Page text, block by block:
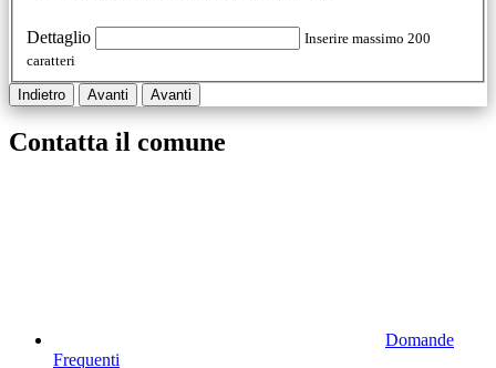
Dettaglio
Inserire massimo 200
caratteri
Indietro Avanti Avanti
Contatta il comune
Domande
Frequenti